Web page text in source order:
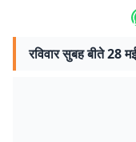
रविवार सुबह बीते 28